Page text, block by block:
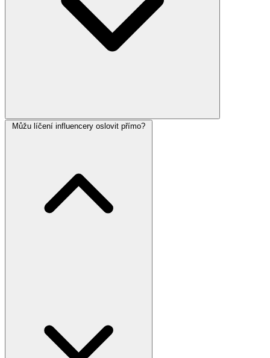
Můžu líčení influencery oslovit přímo?